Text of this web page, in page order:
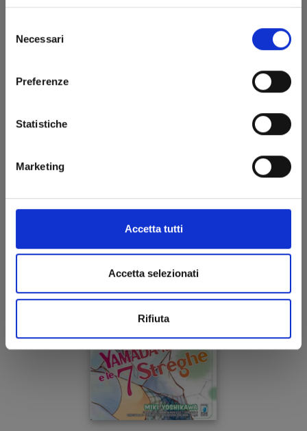
delNecessari
Preferenze
Statistiche
Marketing
Accetta tutti
Accetta selezionati
Rifiuta
YAMADA-KUN E LE 7 STREGHE n. 7
€ 4,30